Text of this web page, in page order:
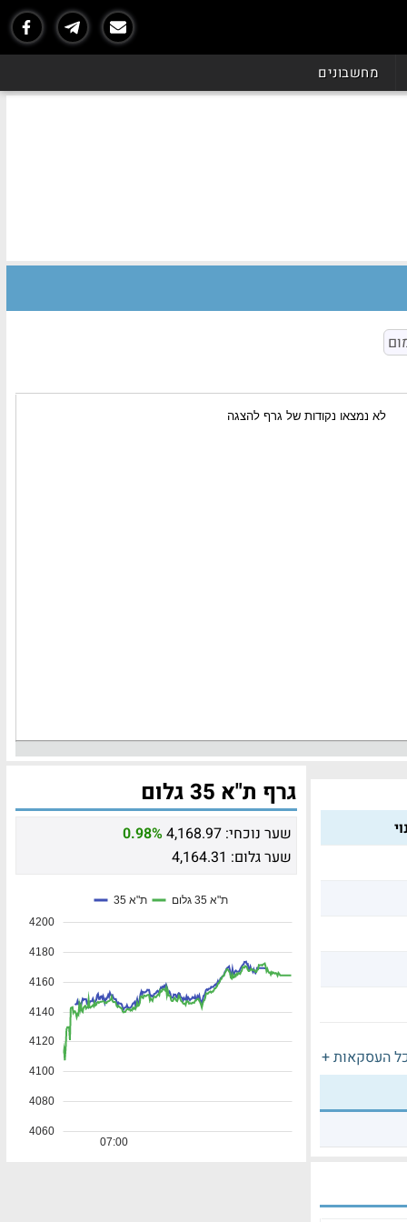
מחשבונים
העסקאות +
גרף ת"א 35 גלום
שער נוכחי: 4,168.97
0.98%
שער גלום: 4,164.31